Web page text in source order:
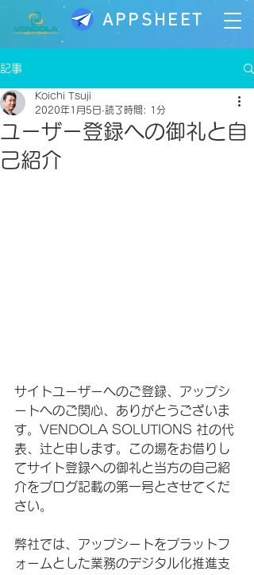
APPSHEET
記事
ユーザー登録への御礼と自
己紹介
Koichi Tsuji
2020年1月5日 読了時間: 1分
サイトユーザーへのご登録、アップシ
ートへのご関心、ありがとうございま
す。VENDOLA SOLUTIONS 社の代
表、辻と申します。この場をお借りし
てサイト登録への御礼と当方の自己紹
介をブログ記載の第一号とさせてくだ
さい。
弊社では、アップシートをプラットフ
ォームとした業務のデジタル化推進支